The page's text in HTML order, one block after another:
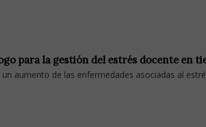
para la gestión del estrés docente en
aumento de las enfermedades asociadas al